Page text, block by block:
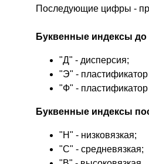
Последующие цифры -
Буквенные индексы
"Д" - дисперсия;
"Э" -
"Ф" -
Буквенные индексы
"Н" - низковязкая;
"С" - средневязкая;